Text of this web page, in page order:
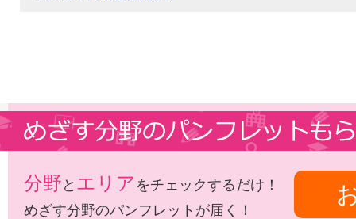
分野 と エリア をチェックするだけ！
めざす分野のパンフレットが届く！